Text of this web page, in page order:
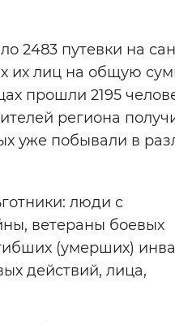
Повторить
2483 путевки на
их лиц на общую
прошли 2195
региона
уже побывали в
люди с
ветераны боевых
(умерших)
действий, лица,